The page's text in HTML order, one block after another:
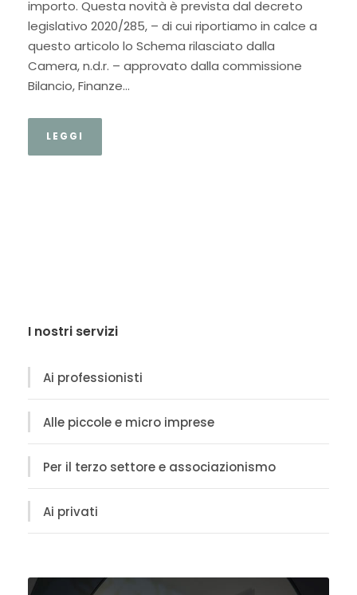
importo. Questa novità è prevista dal decreto
legislativo 2020/285, – di cui riportiamo in calce a
questo articolo lo Schema rilasciato dalla
Camera, n.d.r. – approvato dalla commissione
Bilancio, Finanze...
LEGGI
I nostri servizi
Ai professionisti
Alle piccole e micro imprese
Per il terzo settore e associazionismo
Ai privati